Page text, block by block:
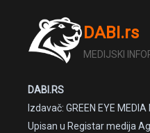
DABI.rs
MEDIJSKI
DABI.RS
Izdavač: GREEN EYE MEDIA
Upisan u Registar medija